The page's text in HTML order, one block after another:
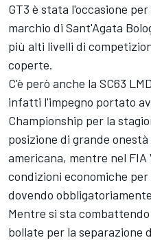
GT3 è stata l'occasione
marchio di Sant'Agata
più alti livelli di
coperte.
C'è però anche la SC63
infatti l'impegno portato
Championship per la
posizione di grande
americana, mentre nel FIA
condizioni economiche
dovendo
Mentre si sta
bollate per la separazione